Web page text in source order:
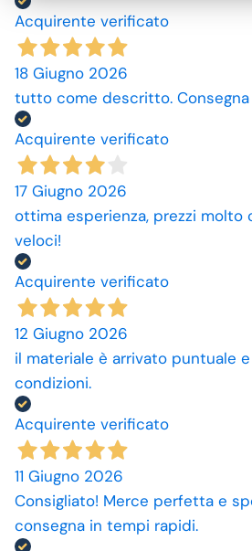
Acquirente verificato
18 Giugno 2026
tutto come descritto. Consegna
Acquirente verificato
17 Giugno 2026
ottima esperienza, prezzi molto
veloci!
Acquirente verificato
12 Giugno 2026
il materiale è arrivato puntuale
condizioni.
Acquirente verificato
11 Giugno 2026
Consigliato! Merce perfetta e
consegna in tempi rapidi.